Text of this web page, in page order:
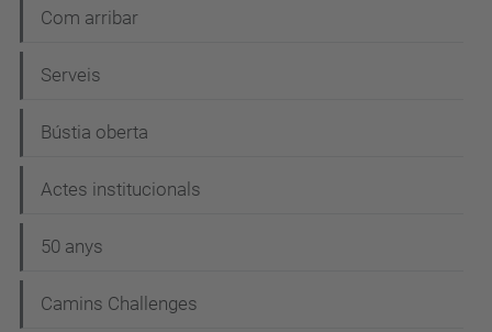
Com arribar
Serveis
Bústia oberta
Actes institucionals
50 anys
Camins Challenges